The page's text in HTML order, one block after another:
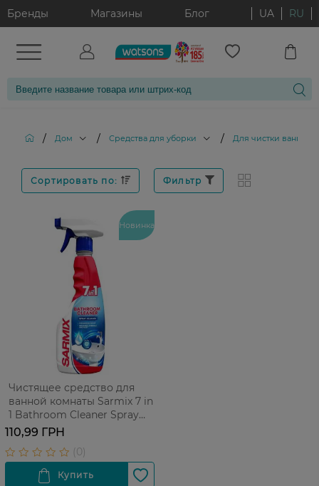
Бренды Магазины Блог UA RU
/ Дом / Средства для уборки / Для чистки ванной
Сортировать по: Фильтр
Новинка
Чистящее средство для
ванной комнаты Sarmix 7 in
1 Bathroom Cleaner Spray
500 мл
110,99 ГРН